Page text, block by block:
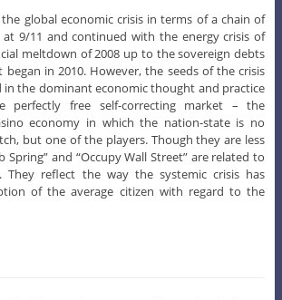
global economic crisis in terms of a chain of
9/11 and continued with the energy crisis of
meltdown of 2008 up to the sovereign debts
began in 2010. However, the seeds of the crisis
in the dominant economic thought and practice
perfectly free self-correcting market – the
economy in which the nation-state is no
but one of the players. Though they are less
Spring” and “Occupy Wall Street” are related to
They reflect the way the systemic crisis has
of the average citizen with regard to the